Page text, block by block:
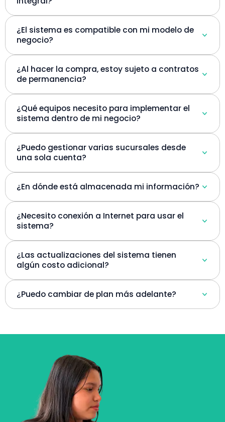
¿El sistema es compatible con mi modelo de
negocio?
¿Al hacer la compra, estoy sujeto a contratos
de permanencia?
¿Qué equipos necesito para implementar el
sistema dentro de mi negocio?
¿Puedo gestionar varias sucursales desde
una sola cuenta?
¿En dónde está almacenada mi información?
¿Necesito conexión a Internet para usar el
sistema?
¿Las actualizaciones del sistema tienen
algún costo adicional?
¿Puedo cambiar de plan más adelante?